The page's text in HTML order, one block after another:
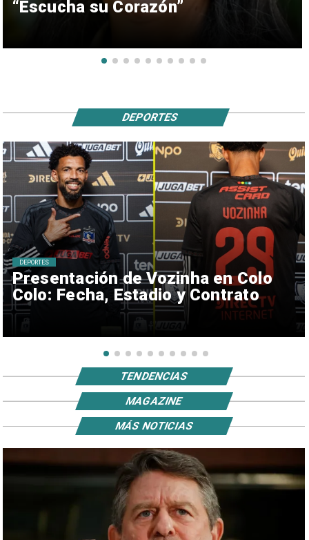
“Escucha su Corazón”
Presentación de Vozinha en Colo
Colo: Fecha, Estadio y Contrato
DEPORTES
DEPORTES
TENDENCIAS
MAGAZINE
MÁS NOTICIAS